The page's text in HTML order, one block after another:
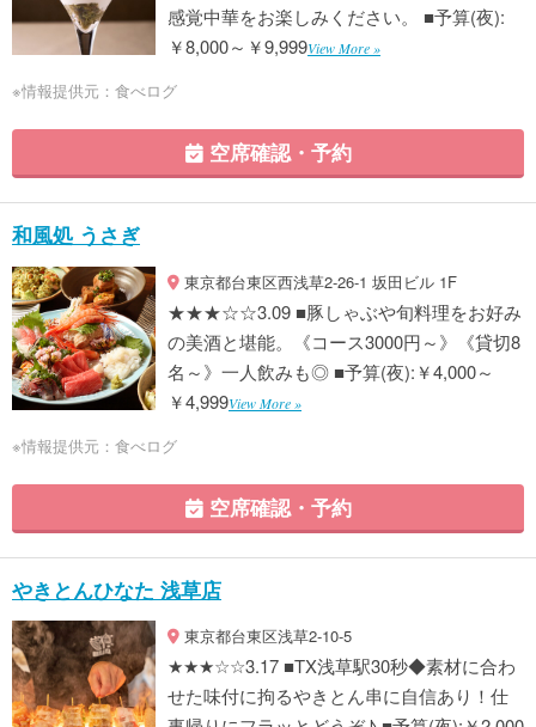
感覚中華をお楽しみください。 ■予算(夜):
￥8,000～￥9,999View More »
※情報提供元：食べログ
空席確認・予約
和風処 うさぎ
東京都台東区西浅草2-26-1 坂田ビル 1F
★★★☆☆3.09 ■豚しゃぶや旬料理をお好み
の美酒と堪能。《コース3000円～》《貸切8
名～》一人飲みも◎ ■予算(夜):￥4,000～
￥4,999View More »
※情報提供元：食べログ
空席確認・予約
やきとんひなた 浅草店
東京都台東区浅草2-10-5
★★★☆☆3.17 ■TX浅草駅30秒◆素材に合わ
せた味付に拘るやきとん串に自信あり！仕